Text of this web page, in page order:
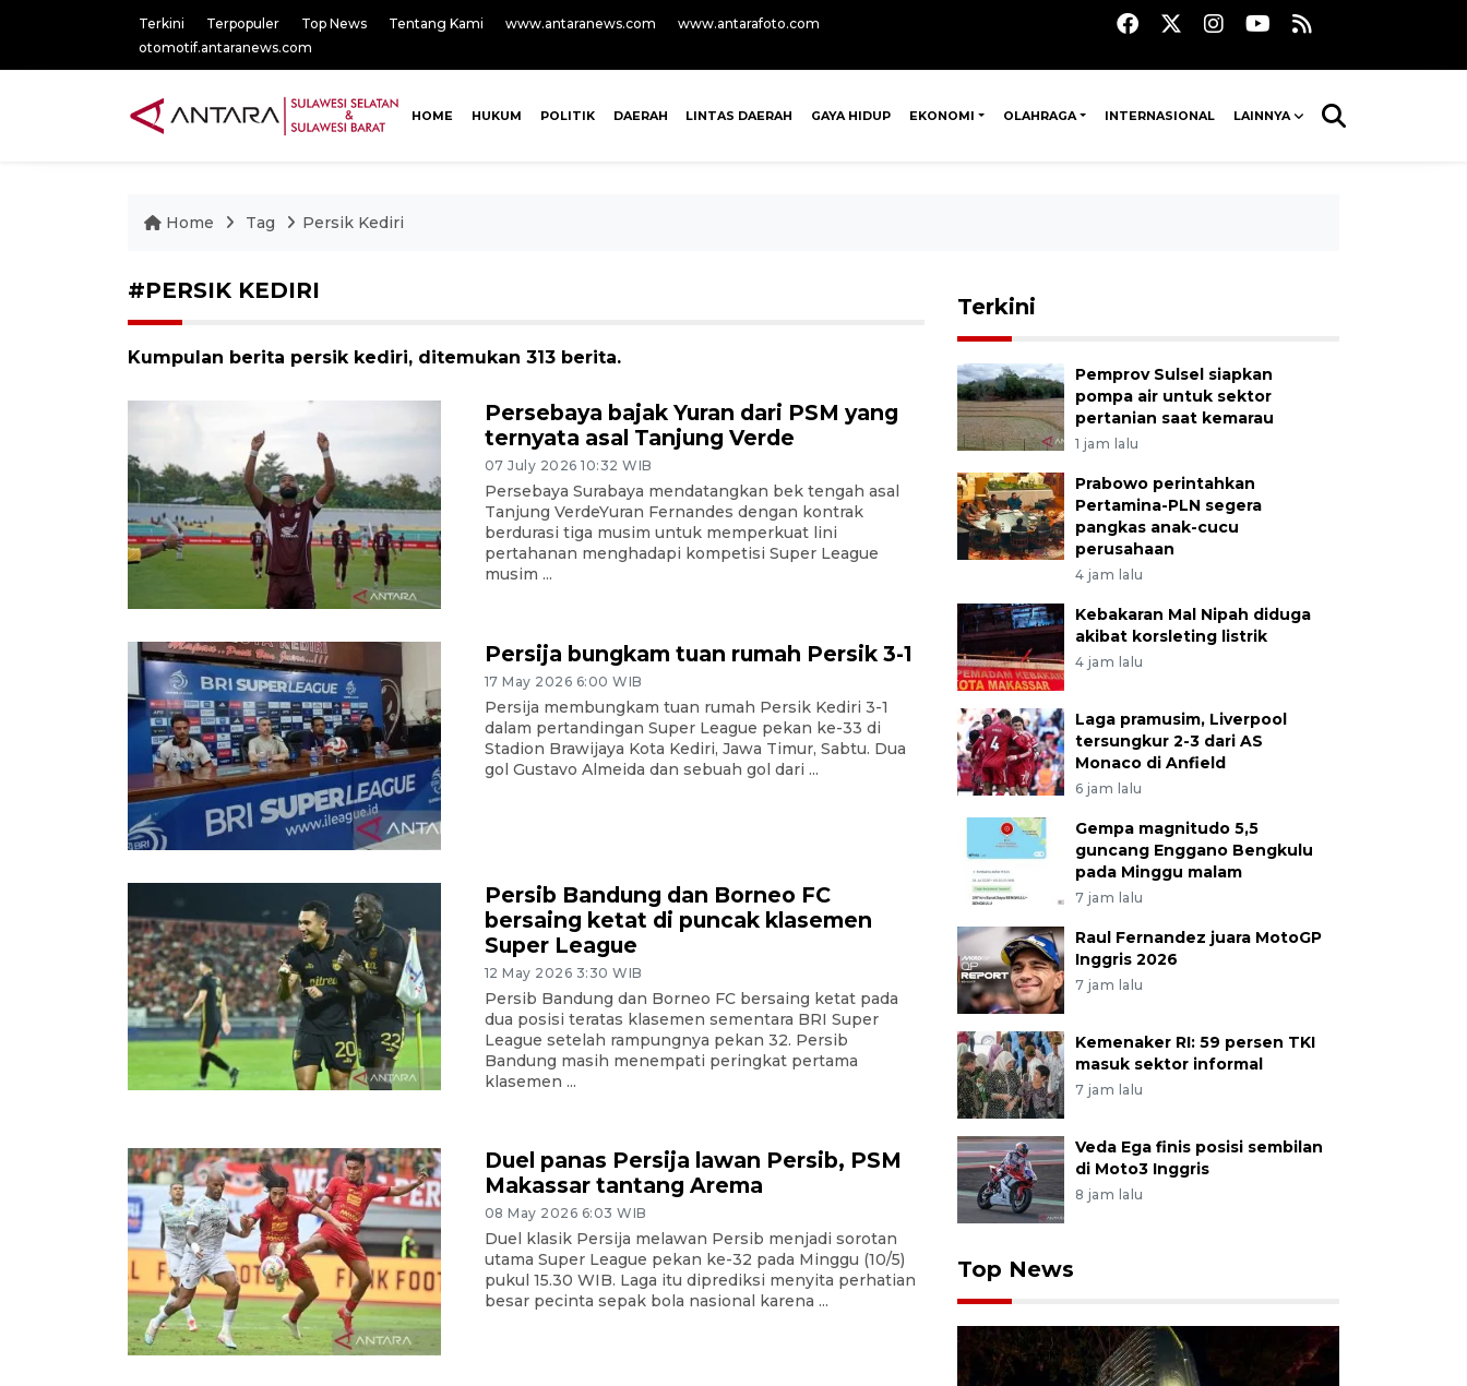
Terkini Terpopuler Top News Tentang Kami www.antaranews.com
www.antarafoto.com
otomotif.antaranews.com
HOME HUKUM POLITIK DAERAH LINTAS DAERAH GAYA HIDUP EKONOMI OLAHRAGA INTERNASIONAL LAINNYA
Home Tag Persik Kediri
#PERSIK KEDIRI
Kumpulan berita persik kediri, ditemukan 313 berita.
Persebaya bajak Yuran dari PSM yang
ternyata asal Tanjung Verde
07 July 2026 10:32 WIB
Persebaya Surabaya mendatangkan bek tengah asal
Tanjung VerdeYuran Fernandes dengan kontrak
berdurasi tiga musim untuk memperkuat lini
pertahanan menghadapi kompetisi Super League
musim ...
Persija bungkam tuan rumah Persik 3-1
17 May 2026 6:00 WIB
Persija membungkam tuan rumah Persik Kediri 3-1
dalam pertandingan Super League pekan ke-33 di
Stadion Brawijaya Kota Kediri, Jawa Timur, Sabtu. Dua
gol Gustavo Almeida dan sebuah gol dari ...
Persib Bandung dan Borneo FC
bersaing ketat di puncak klasemen
Super League
12 May 2026 3:30 WIB
Persib Bandung dan Borneo FC bersaing ketat pada
dua posisi teratas klasemen sementara BRI Super
League setelah rampungnya pekan 32. Persib
Bandung masih menempati peringkat pertama
klasemen ...
Duel panas Persija lawan Persib, PSM
Makassar tantang Arema
08 May 2026 6:03 WIB
Duel klasik Persija melawan Persib menjadi sorotan
utama Super League pekan ke-32 pada Minggu (10/5)
pukul 15.30 WIB. Laga itu diprediksi menyita perhatian
besar pecinta sepak bola nasional karena ...
Terkini
Pemprov Sulsel siapkan
pompa air untuk sektor
pertanian saat kemarau
1 jam lalu
Prabowo perintahkan
Pertamina-PLN segera
pangkas anak-cucu
perusahaan
4 jam lalu
Kebakaran Mal Nipah diduga
akibat korsleting listrik
4 jam lalu
Laga pramusim, Liverpool
tersungkur 2-3 dari AS
Monaco di Anfield
6 jam lalu
Gempa magnitudo 5,5
guncang Enggano Bengkulu
pada Minggu malam
7 jam lalu
Raul Fernandez juara MotoGP
Inggris 2026
7 jam lalu
Kemenaker RI: 59 persen TKI
masuk sektor informal
7 jam lalu
Veda Ega finis posisi sembilan
di Moto3 Inggris
8 jam lalu
Top News